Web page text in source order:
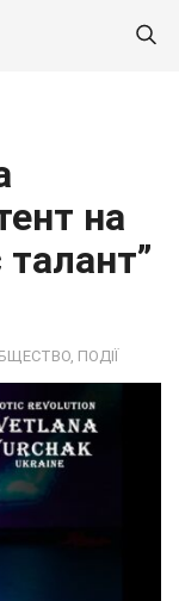
на
ПОДІЇ